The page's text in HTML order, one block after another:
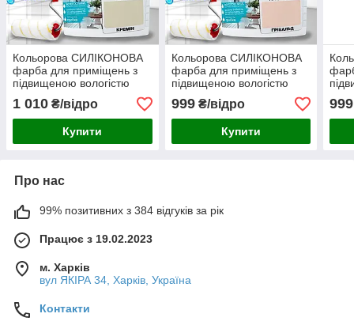
Кольорова СИЛІКОНОВА
фарба для приміщень з
підвищеною вологістю
миюча протигрибкова
матова емаль SkyLine
Кремін 3 л
1 010 ₴/відро
Купити
Кольорова СИЛІКОНОВА
фарба для приміщень з
підвищеною вологістю
миюча протигрибкова
матова емаль SkyLine
Грівальд 3 л
999₴/відро
Купити
999
Про нас
99% позитивних з 384 відгуків за рік
Працює з 19.02.2023
м. Харків
вул ЯКІРА 34, Харків, Україна
Контакти